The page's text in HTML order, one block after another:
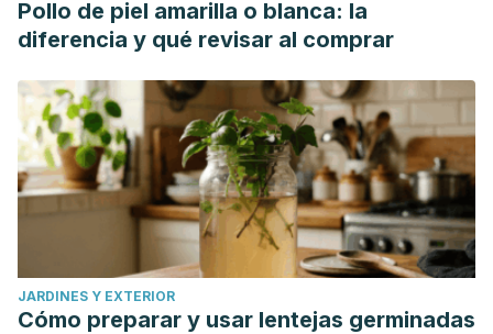
Pollo de piel amarilla o blanca: la
diferencia y qué revisar al comprar
JARDINES Y EXTERIOR
Cómo preparar y usar lentejas germinadas